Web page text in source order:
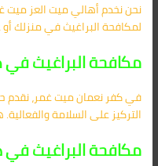
نحن نخدم أهالي ميت العز ميت
لمكافحة البراغيث في منزلك
مكافحة البراغيث
في كفر نعمان ميت غمر، نقدم
التركيز على السلامة
مكافحة البراغيث